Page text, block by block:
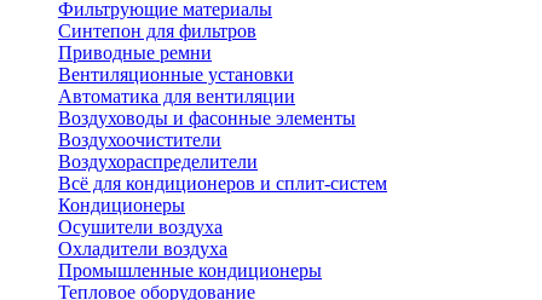
Фильтрующие материалы
Синтепон для фильтров
Приводные ремни
Вентиляционные установки
Автоматика для вентиляции
Воздуховоды и фасонные элементы
Воздухоочистители
Воздухораспределители
Всё для кондиционеров и сплит-систем
Кондиционеры
Осушители воздуха
Охладители воздуха
Промышленные кондиционеры
Тепловое оборудование